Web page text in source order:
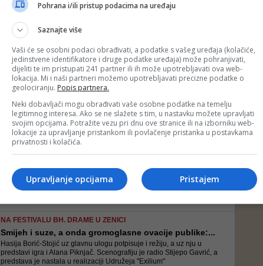
Ako Bog da kad dođem, nadam se da crkve neće biti i onda planiram
da mi dođete na kahvu, na sok, na šerbe i da počadimo
NAKON PRESUDE EVROPSKOG SUDA ZA LJUDSKA PRAVA
Fata Orlović: Vrijedilo je boriti se sve ove godine
Sud je posebno utvrdio da vlasti ne poštuju konačne i obavezujuće
odluke iz 1999. i 2001. godine kada je naloženo potpuno vraćanje
zemlje, a navode da vlada nema nikakvo opravdanje zbog
neaktivnosti, koje je ozbiljno narušilo imovinska prava podnositelja
za...
PREKRŠENA KONVENCIJA
Evropski sud za ljudska prava jednoglasno presudio...
odluke iz 1999. i 2001. godine kada je naloženo potpuno vraćanje
zemlje, a navode da vlada nema nikakvo opravdanje zbog
neaktivnosti, koje je ozbiljno narušilo imovinska prava podnositelja
NA FESTIVALU BH. DRAME U ZENICI
Smijeh i suze, a onda gromoglasne ovacije publike:...
Hasija Borić-Stojić uz glavnu ulogu potpisuje i režiju, a uz nju u
predstavi igra i Alana Piknjač. Scenografiju je radio Stijepo Gavrić, a
predstava je nastala u realizaciji Udružeja "Exilium"
Pohrana i/ili pristup podacima na uređaju
Saznajte više
Vaši će se osobni podaci obrađivati, a podatke s vašeg uređaja (kolačiće,
jedinstvene identifikatore i druge podatke uređaja) može pohranjivati,
dijeliti te im pristupati 241 partner ili ih može upotrebljavati ova web-
lokacija. Mi i naši partneri možemo upotrebljavati precizne podatke o
geolociranju. Popis partnera.
Neki dobavljači mogu obrađivati vaše osobne podatke na temelju
legitimnog interesa. Ako se ne slažete s tim, u nastavku možete upravljati
svojim opcijama. Potražite vezu pri dnu ove stranice ili na izborniku web-
lokacije za upravljanje pristankom ili povlačenje pristanka u postavkama
privatnosti i kolačića.
Pristajem
Upravljanje opcijama